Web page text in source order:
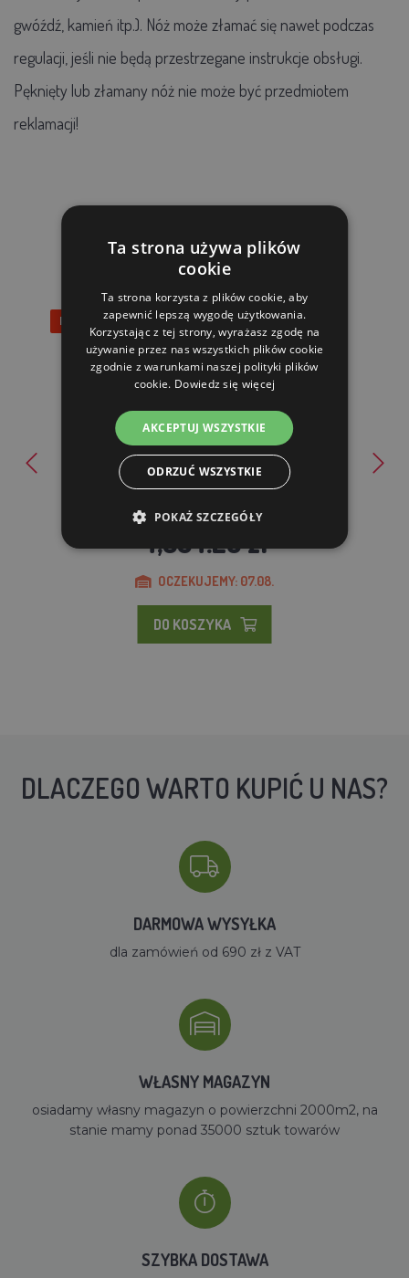
gwóźdź, kamień itp.). Nóż może złamać się nawet podczas
regulacji, jeśli nie będą przestrzegane instrukcje obsługi.
Pęknięty lub złamany nóż nie może być przedmiotem
reklamacji!
Rabat 10% Bezpłatna wysyłka
Przecinarka do słomy i kukurydzy Melasty 3582, 3 kW,
220V
4,840.00 zl
4,354.20 zl
OCZEKUJEMY: 07.08.
DO KOSZYKA
DLACZEGO WARTO KUPIĆ U NAS?
DARMOWA WYSYŁKA
dla zamówień od 690 zł z VAT
WŁASNY MAGAZYN
osiadamy własny magazyn o powierzchni 2000m2, na
stanie mamy ponad 35000 sztuk towarów
SZYBKA DOSTAWA
Ta strona używa plików
cookie
Ta strona korzysta z plików cookie, aby
zapewnić lepszą wygodę użytkowania.
Korzystając z tej strony, wyrażasz zgodę na
używanie przez nas wszystkich plików cookie
zgodnie z warunkami naszej polityki plików
cookie. Dowiedz się więcej
AKCEPTUJ WSZYSTKIE
ODRZUĆ WSZYSTKIE
POKAŻ SZCZEGÓŁY